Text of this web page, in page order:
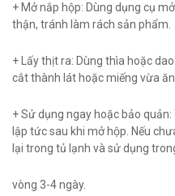
+ Mở nắp hộp: Dùng dụng cụ
thận, tránh làm rách sản phẩm.
+ Lấy thịt ra: Dùng thìa hoặc
cắt thành lát hoặc miếng vừa
+ Sử dụng ngay hoặc bảo
lập tức sau khi mở hộp. Nếu
lại trong tủ lạnh và sử dụng
vòng 3-4 ngày.